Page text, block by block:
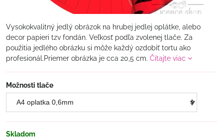
Vysokokvalitný jedlý obrázok na hrubej jedlej oplátke, alebo
decor papieri tzv fondán. Veľkosť podľa zvolenej tlače. Za
použitia jedlého obrázku si môže každý ozdobiť tortu ako
profesionál.Priemer obrázka je cca 20,5 cm. Čítajte viac
Možnosti tlače
Skladom